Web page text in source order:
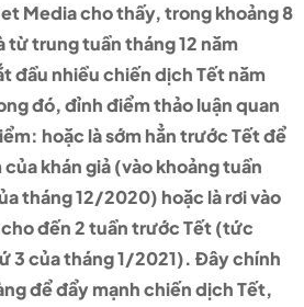
Media cho thấy, trong khoảng 8
trung tuần tháng 12 năm
đầu nhiều chiến dịch Tết năm
đó, đỉnh điểm thảo luận quan
hoặc là sớm hẳn trước Tết để
khán giả (vào khoảng tuần
tháng 12/2020) hoặc là rơi vào
đến 2 tuần trước Tết (tức
3 của tháng 1/2021). Đây chính
để đẩy mạnh chiến dịch Tết,